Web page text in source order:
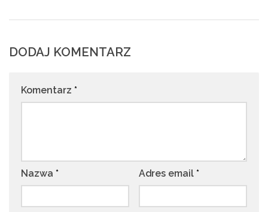
DODAJ KOMENTARZ
Komentarz *
Nazwa * Adres email *